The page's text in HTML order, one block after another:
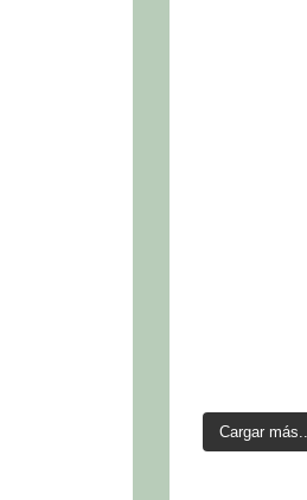
Cargar